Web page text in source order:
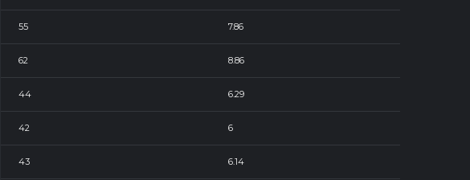
55 7.86
62 8.86
44 6.29
42 6
43 6.14